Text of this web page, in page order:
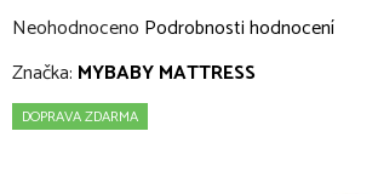
Průměrné
hodnocení
je
Neohodnoceno Podrobnosti hodnocení
Značka: MYBABY MATTRESS
DOPRAVA ZDARMA